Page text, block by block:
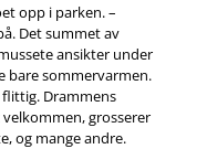
opp i parken. –
Det summet av
ansikter under
bare sommervarmen.
Drammens
grosserer
og mange andre.